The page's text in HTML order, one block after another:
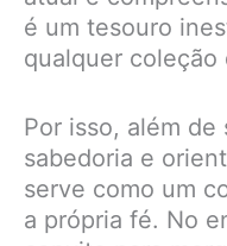
é um tesouro
qualquer coleção
Por isso, além
sabedoria e
serve como um
a própria fé. No